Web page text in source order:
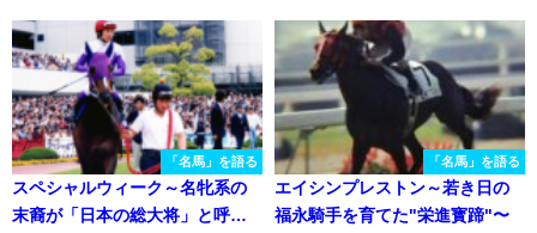
「名馬」を語る
スペシャルウィーク～名牝系の
末裔が「日本の総大将」と呼ば
「名馬」を語る
エイシンプレストン～若き日の
福永騎手を育てた"栄進寳蹄"〜